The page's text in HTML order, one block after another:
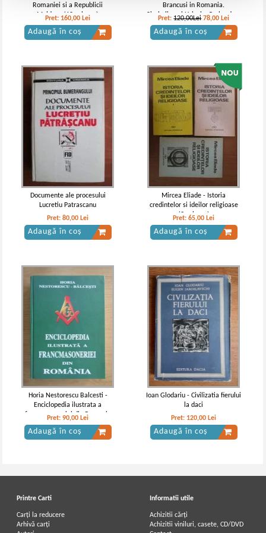
Romaniei si a Republicii
Moldova (10 volume)
Pret: 160,00 Lei
Adaugă în coș
Brancusi in Romania.
Simbolismul Hylesic. O abordare
de hermeneutica endogena
Pret:120,00Lei 78,00 Lei
Adaugă în coș
Documente ale procesului
Lucretiu Patrascanu
Pret:80,00 Lei
Adaugă în coș
Mircea Eliade - Istoria
credintelor si ideilor religioase
(3 volume)
Pret:65,00 Lei
Adaugă în coș
Horia Nestorescu Balcesti -
Enciclopedia ilustrata a
francmasoneriei din Romania
(volumul 3)
Pret:90,00 Lei
Adaugă în coș
Ioan Glodariu - Civilizatia fierului
la daci
Pret: 120,00 Lei
Adaugă în coș
Printre Carti
Carți la reducere
Arhivă carți
Informatii utile
Achizitii cărți
Achizitii viniluri, casete, CD/DVD